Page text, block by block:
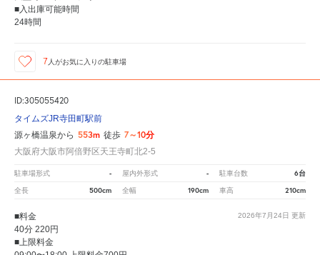
■入出庫可能時間
24時間
7 人がお気に入りの駐車場
ID:305055420
タイムズJR寺田町駅前
源ヶ橋温泉から 553m 徒歩 7～10分
大阪府大阪市阿倍野区天王寺町北2-5
駐車場形式 - 屋内外形式 - 駐車台数 6台
全長 500cm 全幅 190cm 車高 210cm
2026年7月24日 更新
■料金
40分 220円
■上限料金